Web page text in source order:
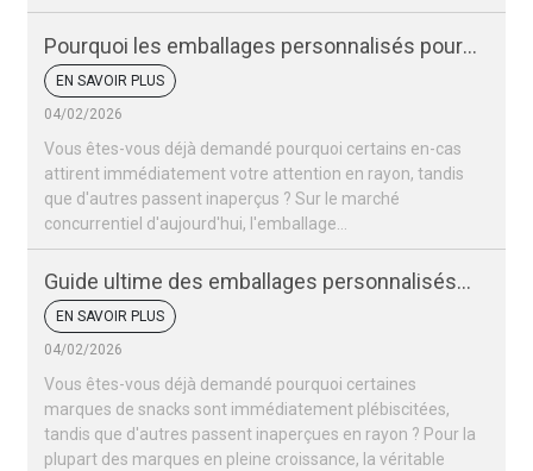
Pourquoi les emballages personnalisés pour
vos snacks sont-ils si importants pour votre
marque ?
EN SAVOIR PLUS
04/02/2026
Vous êtes-vous déjà demandé pourquoi certains en-cas
attirent immédiatement votre attention en rayon, tandis
que d'autres passent inaperçus ? Sur le marché
concurrentiel d'aujourd'hui, l'emballage…
Guide ultime des emballages personnalisés
pour snacks
EN SAVOIR PLUS
04/02/2026
Vous êtes-vous déjà demandé pourquoi certaines
marques de snacks sont immédiatement plébiscitées,
tandis que d'autres passent inaperçues en rayon ? Pour la
plupart des marques en pleine croissance, la véritable